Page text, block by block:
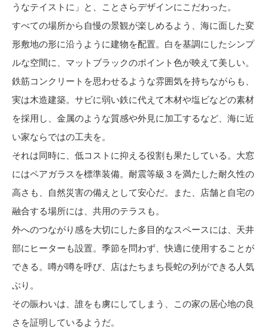
うなテイストに」と、ことさらデザインにこだわった。
すべての場所から自慢の景観が楽しめるよう、海に面した変
形敷地の形に沿うように建物を配置。白を基調にしたシンプ
ルな空間に、マットブラックのポイント色が映えて美しい。
鉄筋コンクリートを思わせるような雰囲気を持ちながらも、
実は木造建築。サビに弱い鉄に代えて木材や塩ビなどの素材
を採用し、金属のような質感や外見に加工するなど、海に近
い家ならではの工夫を。
それは同時に、低コストに抑える役割も果たしている。大窓
にはペアガラスを標準装備。耐震等級３を満たした耐久性の
高さも、自然災害の備えとして安心だ。また、店舗と自宅の
融合する場所には、共用のテラスも。
外へのつながり感を大切にした多目的なスペースには、天井
部にヒーターも設置。季節を問わず、快適に使用することが
できる。噂が噂を呼び、店はたちまち長蛇の列ができる人気
ぶり。
その賑わいは、誰をも虜にしてしまう、この家の居心地の良
さを証明しているようだ。